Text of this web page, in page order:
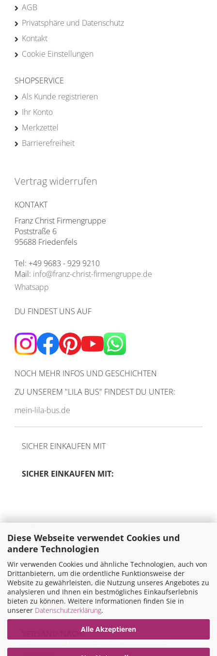
Diese Webseite verwendet Cookies und
andere Technologien
Wir verwenden Cookies und ähnliche Technologien, auch von
Drittanbietern, um die ordentliche Funktionsweise der
Website zu gewährleisten, die Nutzung unseres Angebotes zu
analysieren und Ihnen ein bestmögliches Einkaufserlebnis
bieten zu können. Weitere Informationen finden Sie in
unserer Datenschutzerklärung.
Alle Akzeptieren
AGB
Privatsphäre und Datenschutz
Kontakt
Cookie Einstellungen
SHOPSERVICE
Als Kunde registrieren
Ihr Konto
Merkzettel
Barrierefreiheit
Vertrag widerrufen
KONTAKT
Franz Christ Firmengruppe
Poststraße 6
95688 Friedenfels
Tel: +49 9683 - 929 9210
Mail: info@franz-christ-firmengruppe.de
Whatsapp
DU FINDEST UNS AUF
NOCH MEHR INFOS UND GESCHICHTEN
ZU UNSEREM "LILA BUS" FINDEST DU UNTER:
mein-lila-bus.de
SICHER EINKAUFEN MIT
SICHER EINKAUFEN MIT:
"Später bezahlen" via
Kreditkarte via
WIR VERSENDEN MIT
VERSAND NACH: